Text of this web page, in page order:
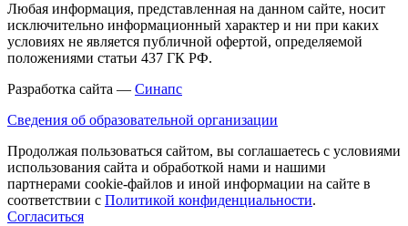
Любая информация, представленная на данном сайте, носит
исключительно информационный характер и ни при каких
условиях не является публичной офертой, определяемой
положениями статьи 437 ГК РФ.
Разработка сайта — Синапс
Сведения об образовательной организации
Продолжая пользоваться сайтом, вы соглашаетесь с условиями
использования сайта и обработкой нами и нашими
партнерами cookie-файлов и иной информации на сайте в
соответствии с Политикой конфиденциальности.
Согласиться